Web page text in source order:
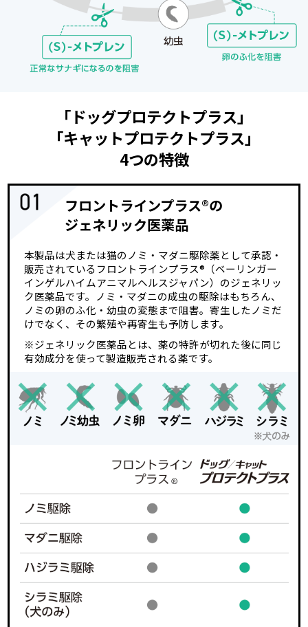
「ドッグプロテクトプラス」
「キャットプロテクトプラス」
4つの特徴
フロントラインプラス®の
ジェネリック医薬品
本製品は犬または猫のノミ・マダニ駆除薬として承認・
販売されているフロントラインプラス® （ベーリンガー
インゲルハイムアニマルヘルスジャパン）のジェネリッ
ク医薬品です。ノミ・マダニの成虫の駆除はもちろん、
ノミの卵のふ化・幼虫の変態まで阻害。寄生したノミだ
けでなく、その繁殖や再寄生も予防します。
※ジェネリック医薬品とは、薬の特許が切れた後に同じ
有効成分を使って製造販売される薬です。